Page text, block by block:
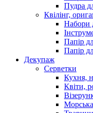
Пудра
Квілінг,
Набори
Папір
Папір
Декупаж
Серветки
Кухня,
Квіти,